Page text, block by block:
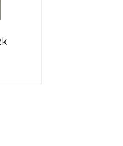
Boerquet Kaas Fenegriek